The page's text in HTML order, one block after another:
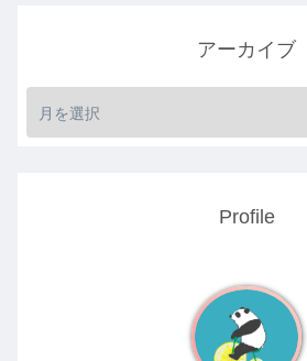
アーカイブ
Profile